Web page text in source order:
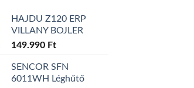
HAJDU Z120 ERP
VILLANY BOJLER
149.990 Ft
SENCOR SFN
6011WH Léghűtő